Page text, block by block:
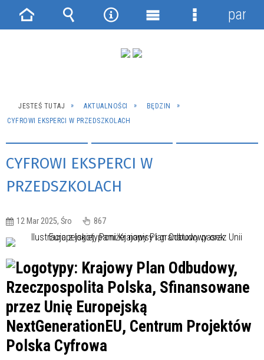
JESTEŚ TUTAJ AKTUALNOŚCI
BĘDZIN
CYFROWI EKSPERCI W PRZEDSZKOLACH
CYFROWI EKSPERCI W
PRZEDSZKOLACH
12 Mar 2025, Śro 867
Strona Wyszukiwarka
NarzędziaMenu
Menu
panel